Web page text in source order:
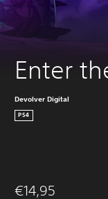
Enter
Devolver Digital
PS4
€14,95